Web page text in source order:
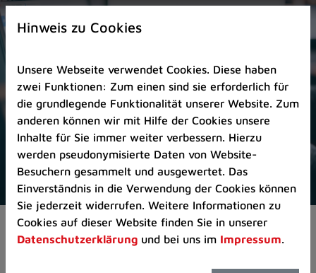
Zur
Startseite
Zum
Seitenanfang
springen
(Schnelltaste
A)
Zur
Navigation/Menü
springen
(Schnelltaste
M)
Zur
Pressemeldungen
Hinweis zu Cookies
Unsere Webseite verwendet Cookies. Diese haben
zwei Funktionen: Zum einen sind sie erforderlich für
die grundlegende Funktionalität unserer Website. Zum
anderen können wir mit Hilfe der Cookies unsere
Inhalte für Sie immer weiter verbessern. Hierzu
werden pseudonymisierte Daten von Website-
Besuchern gesammelt und ausgewertet. Das
Einverständnis in die Verwendung der Cookies können
Sie jederzeit widerrufen. Weitere Informationen zu
Cookies auf dieser Website finden Sie in unserer
Datenschutzerklärung und bei uns im Impressum.